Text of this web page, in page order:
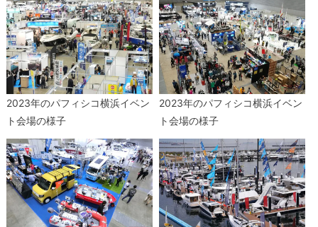
2023年のパフィシコ横浜イベン
ト会場の様子
2023年のパフィシコ横浜イベン
ト会場の様子